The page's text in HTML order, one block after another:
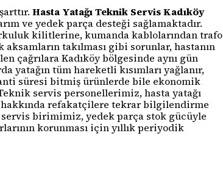
Hasta Yatağı Teknik Servis Kadıköy
ve yedek parça desteği sağlamaktadır.
kilitlerine, kumanda kablolarından trafo
takılması gibi sorunlar, hastanın
çağrılara Kadıköy bölgesinde aynı gün
tüm hareketli kısımları yağlanır,
süresi bitmiş ürünlerde bile ekonomik
servis personellerimiz, hasta yatağı
refakatçilere tekrar bilgilendirme
servis birimimiz, yedek parça stok gücüyle
korunması için yıllık periyodik